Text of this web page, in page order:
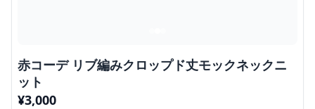
赤コーデ リブ編みクロップド丈モックネックニ
ット
¥3,000